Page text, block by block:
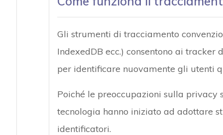
Gli strumenti di tracciamento
IndexedDB ecc.) consentono ai
per identificare nuovamente gli utenti
Poiché le preoccupazioni sulla
tecnologia hanno iniziato ad adottare
identificatori.